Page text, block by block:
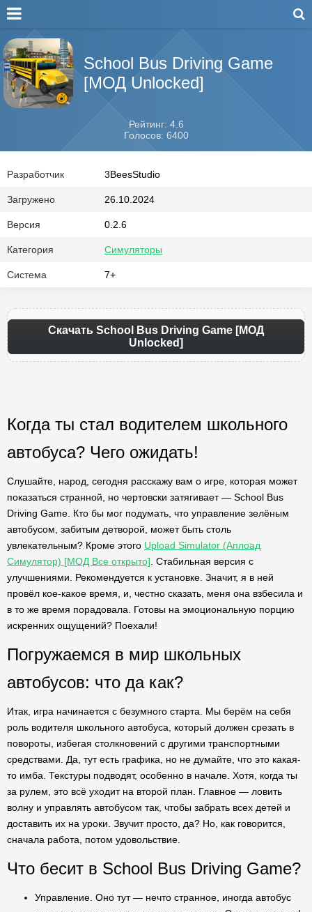
School Bus Driving Game
[МОД Unlocked]
Рейтинг: 4.6
Голосов: 6400
Разработчик 3BeesStudio
Загружено 26.10.2024
Версия 0.2.6
Категория Симуляторы
Система 7+
Скачать School Bus Driving Game [МОД
Unlocked]
Когда ты стал водителем школьного
автобуса? Чего ожидать!
Слушайте, народ, сегодня расскажу вам о игре, которая может
показаться странной, но чертовски затягивает — School Bus
Driving Game. Кто бы мог подумать, что управление зелёным
автобусом, забитым детворой, может быть столь
увлекательным? Кроме этого Upload Simulator (Аплоад
Симулятор) [МОД Все открыто] . Стабильная версия с
улучшениями. Рекомендуется к установке. Значит, я в ней
провёл кое-какое время, и, честно сказать, меня она взбесила и
в то же время порадовала. Готовы на эмоциональную порцию
искренних ощущений? Поехали!
Погружаемся в мир школьных
автобусов: что да как?
Итак, игра начинается с безумного старта. Мы берём на себя
роль водителя школьного автобуса, который должен срезать в
повороты, избегая столкновений с другими транспортными
средствами. Да, тут есть графика, но не думайте, что это какая-
то имба. Текстуры подводят, особенно в начале. Хотя, когда ты
за рулем, это всё уходит на второй план. Главное — ловить
волну и управлять автобусом так, чтобы забрать всех детей и
доставить их на уроки. Звучит просто, да? Но, как говорится,
сначала работа, потом удовольствие.
Что бесит в School Bus Driving Game?
Управление. Оно тут — нечто странное, иногда автобус